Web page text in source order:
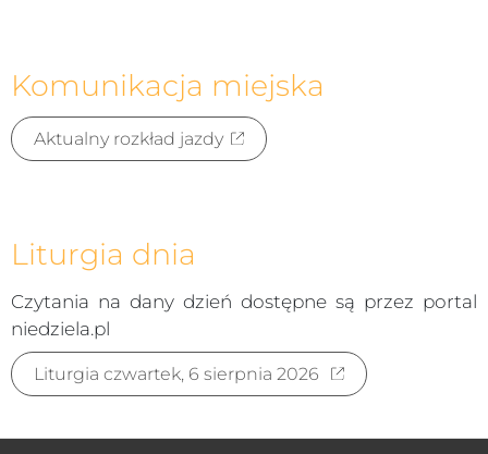
Komunikacja miejska
Aktualny rozkład jazdy
Liturgia dnia
Czytania na dany dzień dostępne są przez portal
niedziela.pl
Liturgia czwartek, 6 sierpnia 2026